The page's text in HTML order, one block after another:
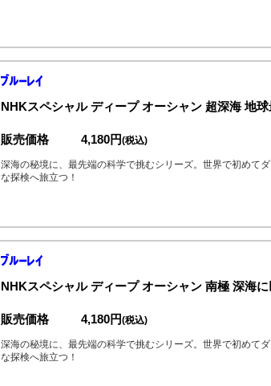
NHKスペシャル ディープ オーシャン 超深海 地
販売価格 4,180円(税込)
深海の秘境に、最先端の科学で挑むシリーズ。世界で初めて
な探検へ旅立つ！
NHKスペシャル ディープ オーシャン 南極 深海
販売価格 4,180円(税込)
深海の秘境に、最先端の科学で挑むシリーズ。世界で初めて
な探検へ旅立つ！